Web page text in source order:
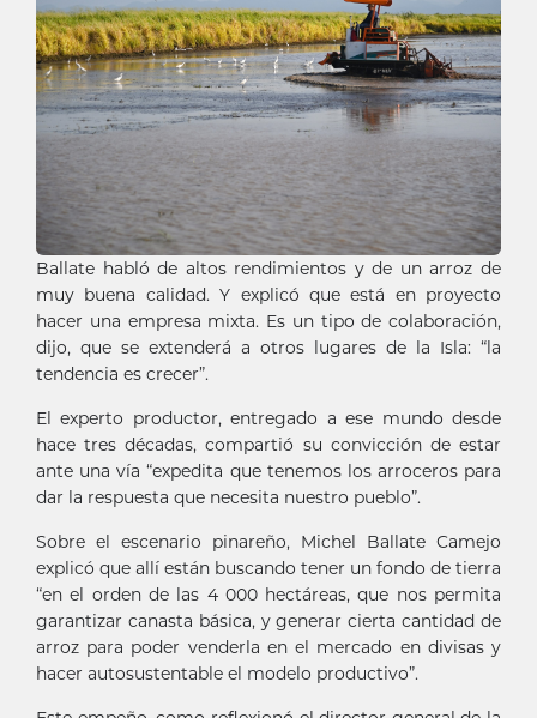
Ballate habló de altos rendimientos y de un arroz de
muy buena calidad. Y explicó que está en proyecto
hacer una empresa mixta. Es un tipo de colaboración,
dijo, que se extenderá a otros lugares de la Isla: “la
tendencia es crecer”.
El experto productor, entregado a ese mundo desde
hace tres décadas, compartió su convicción de estar
ante una vía “expedita que tenemos los arroceros para
dar la respuesta que necesita nuestro pueblo”.
Sobre el escenario pinareño, Michel Ballate Camejo
explicó que allí están buscando tener un fondo de tierra
“en el orden de las 4 000 hectáreas, que nos permita
garantizar canasta básica, y generar cierta cantidad de
arroz para poder venderla en el mercado en divisas y
hacer autosustentable el modelo productivo”.